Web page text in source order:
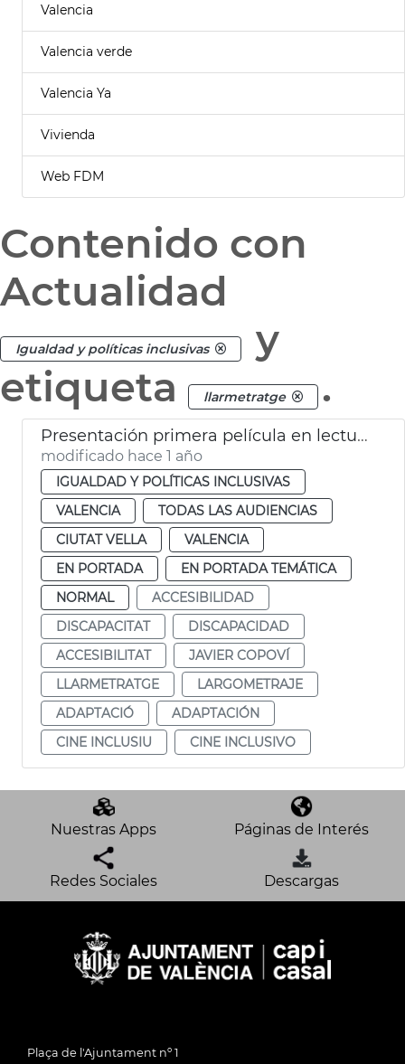
Valencia
Valencia verde
Valencia Ya
Vivienda
Web FDM
Contenido con
Actualidad
Igualdad y políticas inclusivas
y
etiqueta
llarmetratge .
Presentación primera película en lectura fácil en España
modificado hace 1 año
IGUALDAD Y POLÍTICAS INCLUSIVAS
VALENCIA
TODAS LAS AUDIENCIAS
CIUTAT VELLA
VALENCIA
EN PORTADA
EN PORTADA TEMÁTICA
NORMAL
ACCESIBILIDAD
DISCAPACITAT
DISCAPACIDAD
ACCESIBILITAT
JAVIER COPOVÍ
LLARMETRATGE
LARGOMETRAJE
ADAPTACIÓ
ADAPTACIÓN
CINE INCLUSIU
CINE INCLUSIVO
Nuestras Apps Páginas de Interés
Redes Sociales Descargas
Plaça de l'Ajuntament nº 1